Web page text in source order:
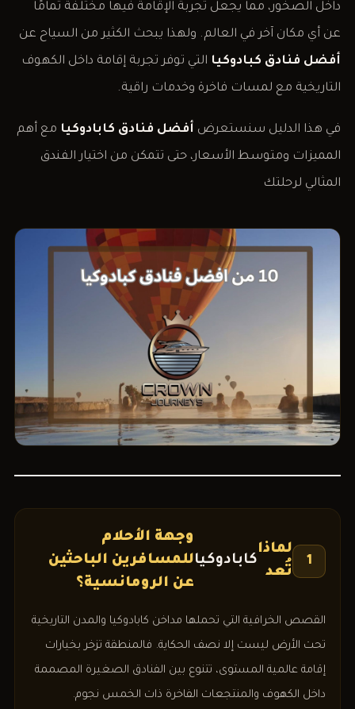
داخل الصخور، مما يجعل تجربة الإقامة فيها مختلفة تمامًا
عن أي مكان آخر في العالم. ولهذا يبحث الكثير من السياح عن
أفضل فنادق كبادوكيا التي توفر تجربة إقامة داخل الكهوف
التاريخية مع لمسات فاخرة وخدمات راقية.
في هذا الدليل سنستعرض أفضل فنادق كابادوكيا مع أهم
المميزات ومتوسط الأسعار، حتى تتمكن من اختيار الفندق
المثالي لرحلتك
1
لماذا
تُعد
كابادوكيا
وجهة الأحلام
للمسافرين الباحثين
عن الرومانسية؟
القصص الخرافية التي تحملها مداخن كابادوكيا والمدن التاريخية
تحت الأرض ليست إلا نصف الحكاية. فالمنطقة تزخر بخيارات
إقامة عالمية المستوى، تتنوع بين الفنادق الصغيرة المصممة
داخل الكهوف والمنتجعات الفاخرة ذات الخمس نجوم.